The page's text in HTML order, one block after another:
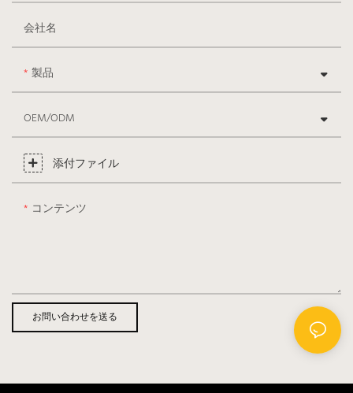
会社名
製品
OEM/ODM
添付ファイル
コンテンツ
お問い合わせを送る